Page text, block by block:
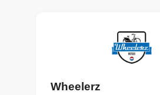
Wheelerz